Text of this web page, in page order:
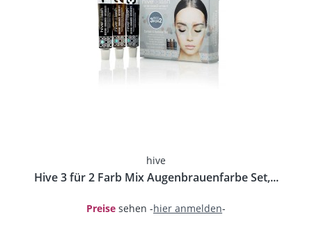
hive
Hive 3 für 2 Farb Mix Augenbrauenfarbe Set,...
Preise sehen -hier anmelden-